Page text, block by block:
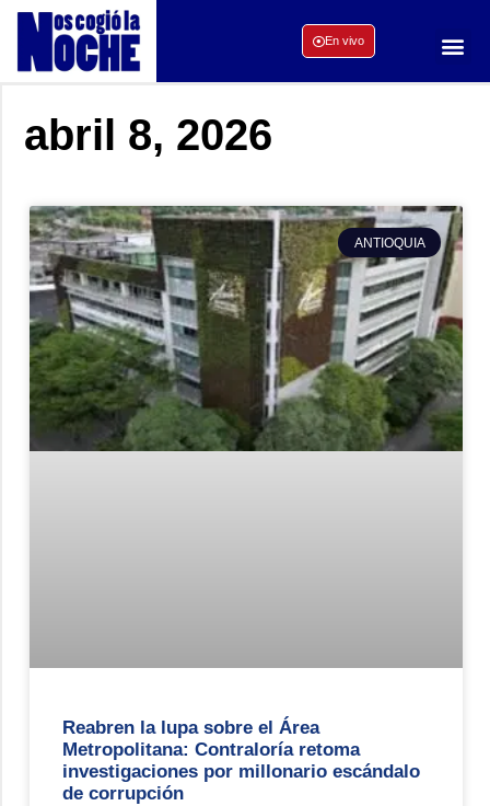
En vivo
abril 8, 2026
ANTIOQUIA
Reabren la lupa sobre el Área
Metropolitana: Contraloría retoma
investigaciones por millonario escándalo
de corrupción